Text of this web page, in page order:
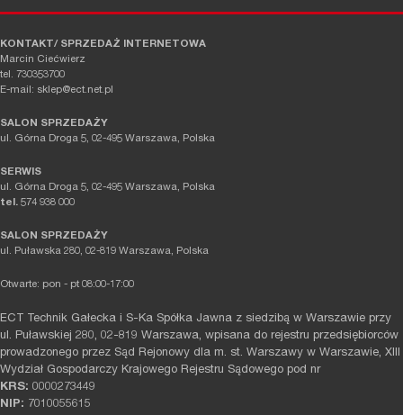
KONTAKT/ SPRZEDAŻ INTERNETOWA
Marcin Ciećwierz
tel. 730353700
E-mail: sklep@ect.net.pl
SALON SPRZEDAŻY
ul. Górna Droga 5, 02-495 Warszawa, Polska
SERWIS
ul. Górna Droga 5, 02-495 Warszawa, Polska
tel. 574 938 000
SALON SPRZEDAŻY
ul. Puławska 280, 02-819 Warszawa, Polska
Otwarte: pon - pt 08:00-17:00
ECT Technik Gałecka i S-Ka Spółka Jawna z siedzibą w Warszawie przy
ul. Puławskiej 280, 02-819 Warszawa, wpisana do rejestru przedsiębiorców
prowadzonego przez Sąd Rejonowy dla m. st. Warszawy w Warszawie, XIII
Wydział Gospodarczy Krajowego Rejestru Sądowego pod nr
KRS: 0000273449
NIP: 7010055615